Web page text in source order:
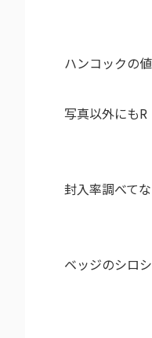
ハンコックの
写真以外にもR
封入率調べて
ベッジのシロ